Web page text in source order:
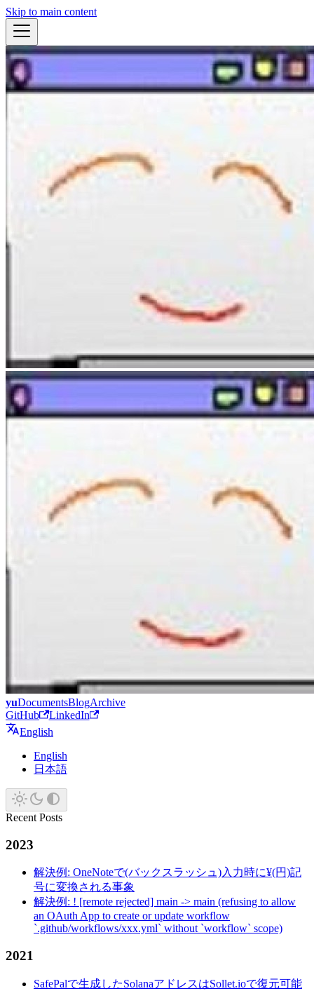
Skip to main content
yuDocumentsBlogArchive
GitHub
LinkedIn
English
English
日本語
Recent Posts
2023
解決例: OneNoteで(バックスラッシュ)入力時に¥(円)記
号に変換される事象
解決例: ! [remote rejected] main -> main (refusing to allow
an OAuth App to create or update workflow
`.github/workflows/xxx.yml` without `workflow` scope)
2021
SafePalで生成したSolanaアドレスはSollet.ioで復元可能